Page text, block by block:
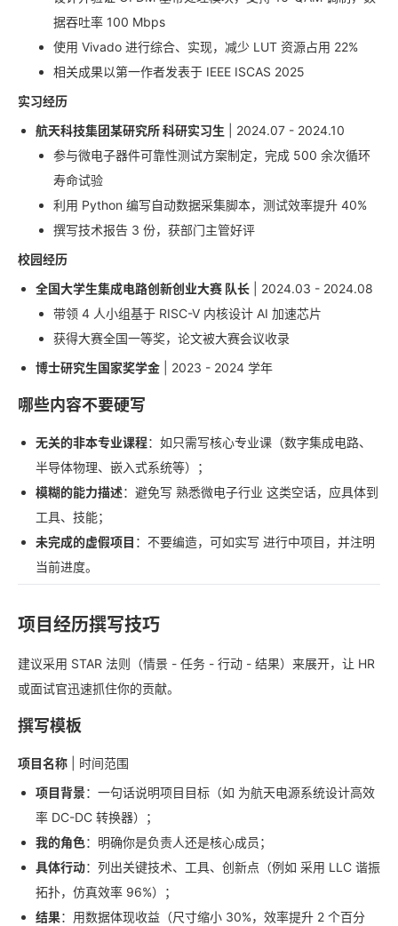
据吞吐率 100 Mbps
使用 Vivado 进行综合、实现，减少 LUT 资源占用 22%
相关成果以第一作者发表于 IEEE ISCAS 2025
实习经历
航天科技集团某研究所 科研实习生 | 2024.07 - 2024.10
参与微电子器件可靠性测试方案制定，完成 500 余次循环
寿命试验
利用 Python 编写自动数据采集脚本，测试效率提升 40%
撰写技术报告 3 份，获部门主管好评
校园经历
全国大学生集成电路创新创业大赛 队长 | 2024.03 - 2024.08
带领 4 人小组基于 RISC-V 内核设计 AI 加速芯片
获得大赛全国一等奖，论文被大赛会议收录
博士研究生国家奖学金 | 2023 - 2024 学年
哪些内容不要硬写
无关的非本专业课程：如只需写核心专业课（数字集成电路、
半导体物理、嵌入式系统等）；
模糊的能力描述：避免写 熟悉微电子行业 这类空话，应具体到
工具、技能；
未完成的虚假项目 ：不要编造，可如实写 进行中项目，并注明
当前进度。
项目经历撰写技巧
建议采用 STAR 法则（情景 - 任务 - 行动 - 结果）来展开，让 HR
或面试官迅速抓住你的贡献。
撰写模板
项目名称 | 时间范围
项目背景：一句话说明项目目标（如 为航天电源系统设计高效
率 DC-DC 转换器）；
我的角色：明确你是负责人还是核心成员；
具体行动：列出关键技术、工具、创新点（例如 采用 LLC 谐振
拓扑，仿真效率 96%）；
结果：用数据体现收益（尺寸缩小 30%，效率提升 2 个百分